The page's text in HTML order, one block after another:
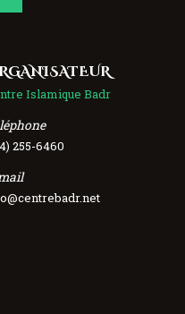
Islamique Badr
255-6460